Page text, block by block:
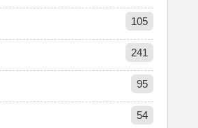
105
241
95
54